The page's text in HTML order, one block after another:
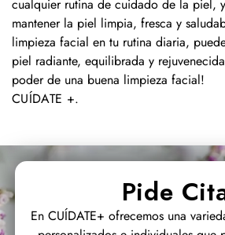
cualquier rutina de cuidado de la piel,
mantener la piel limpia, fresca y
limpieza facial en tu rutina diaria,
piel radiante, equilibrada y
poder de una buena limpieza facial!
CUÍDATE +.
Pide
En CUÍDATE+ ofrecemos una